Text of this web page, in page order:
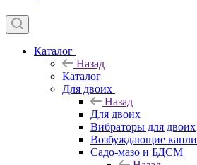
Каталог
Назад
Каталог
Для двоих
Назад
Для двоих
Вибраторы для двоих
Возбуждающие капли
Садо-мазо и БДСМ